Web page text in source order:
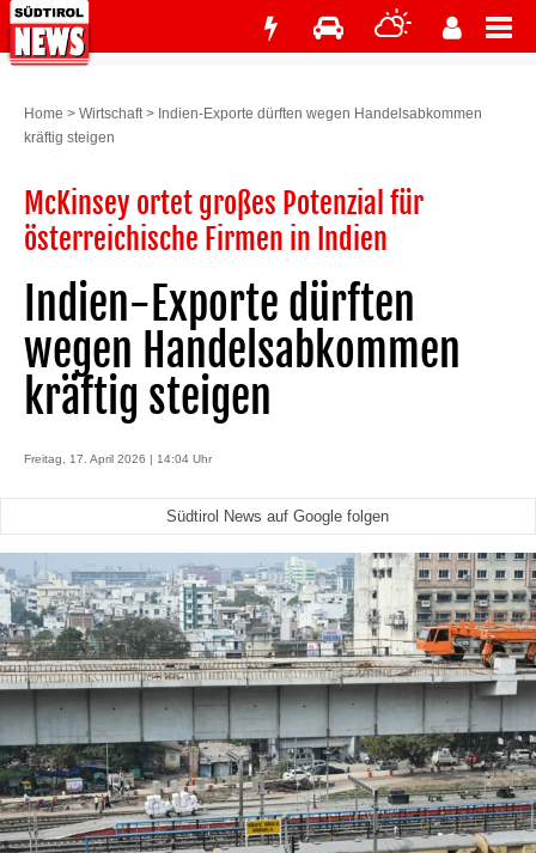
Home > Wirtschaft> Indien-Exporte dürften wegen Handelsabkommen
kräftig steigen
McKinsey ortet großes Potenzial für
österreichische Firmen in Indien
Indien-Exporte dürften
wegen Handelsabkommen
kräftig steigen
Freitag, 17. April 2026 | 14:04 Uhr
Südtirol News auf Google folgen